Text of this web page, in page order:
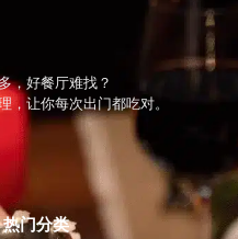
，好餐厅难找？
让你每次出门都吃对。
热门分类